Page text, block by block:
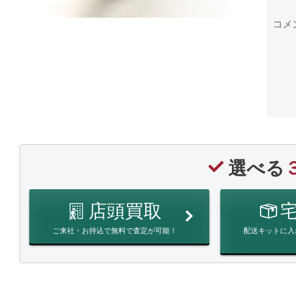
コメ
選べる
店頭買取
ご来社・お持込で無料で査定が可能！
配送キットに